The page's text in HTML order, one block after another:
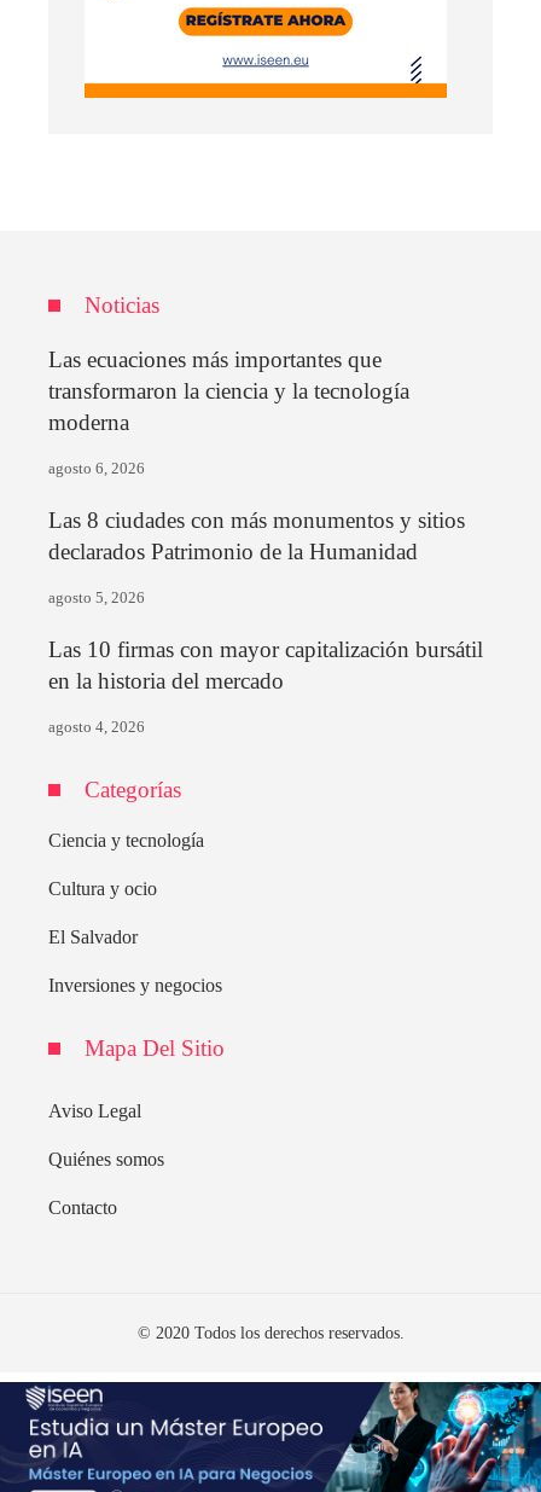
Noticias
Las ecuaciones más importantes que
transformaron la ciencia y la tecnología
moderna
agosto 6, 2026
Las 8 ciudades con más monumentos y sitios
declarados Patrimonio de la Humanidad
agosto 5, 2026
Las 10 firmas con mayor capitalización bursátil
en la historia del mercado
agosto 4, 2026
Categorías
Ciencia y tecnología
Cultura y ocio
El Salvador
Inversiones y negocios
Mapa Del Sitio
Aviso Legal
Quiénes somos
Contacto
© 2020 Todos los derechos reservados.